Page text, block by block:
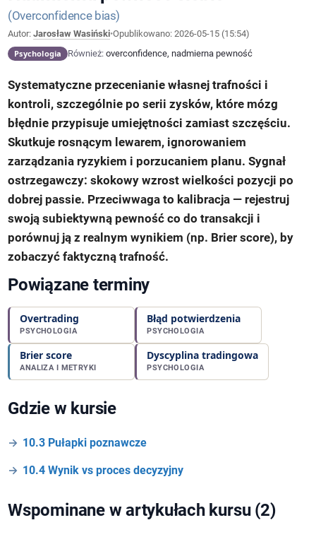
Overconfidence bias
Autor:Jarosław Wasiński•Opublikowano:2026-05-15 (15:54)
Psychologia
Również:overconfidence, nadmierna pewność
Systematyczne przecenianie własnej trafności i
kontroli, szczególnie po serii zysków, które mózg
błędnie przypisuje umiejętności zamiast szczęściu.
Skutkuje rosnącym lewarem, ignorowaniem
zarządzania ryzykiem i porzucaniem planu. Sygnał
ostrzegawczy: skokowy wzrost wielkości pozycji po
dobrej passie. Przeciwwaga to kalibracja — rejestruj
swoją subiektywną pewność co do transakcji i
porównuj ją z realnym wynikiem (np. Brier score), by
zobaczyć faktyczną trafność.
Powiązane terminy
Overtrading
PSYCHOLOGIA
Błąd potwierdzenia
PSYCHOLOGIA
Brier score
ANALIZA I METRYKI
Dyscyplina tradingowa
PSYCHOLOGIA
Gdzie w kursie
10.3 Pułapki poznawcze
10.4 Wynik vs proces decyzyjny
Wspominane w artykułach kursu (2)